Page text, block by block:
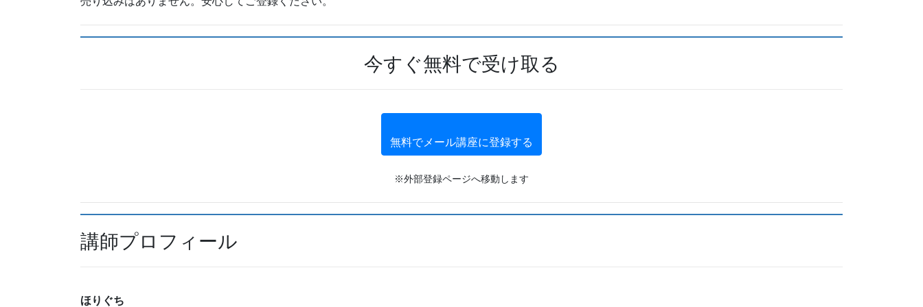
今すぐ無料で受け取る
無料でメール講座に登録する
※外部登録ページへ移動します
講師プロフィール
ほりぐち